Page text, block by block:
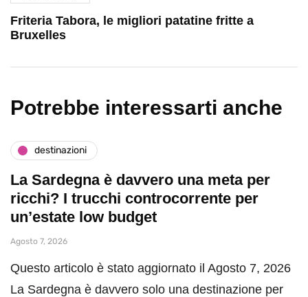
Friteria Tabora, le migliori patatine fritte a
Bruxelles
Potrebbe interessarti anche
destinazioni
La Sardegna è davvero una meta per
ricchi? I trucchi controcorrente per
un’estate low budget
Agosto 7, 2026
Questo articolo è stato aggiornato il Agosto 7, 2026
La Sardegna è davvero solo una destinazione per